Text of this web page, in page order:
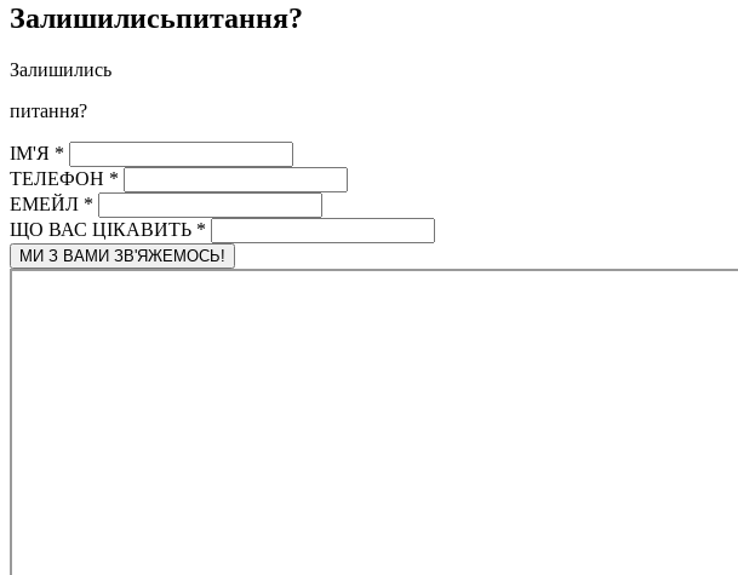
Залишилисьпитання?
Залишились
питання?
ІМ'Я *
ТЕЛЕФОН *
ЕМЕЙЛ *
ЩО ВАС ЦІКАВИТЬ *
МИ З ВАМИ ЗВ'ЯЖЕМОСЬ!